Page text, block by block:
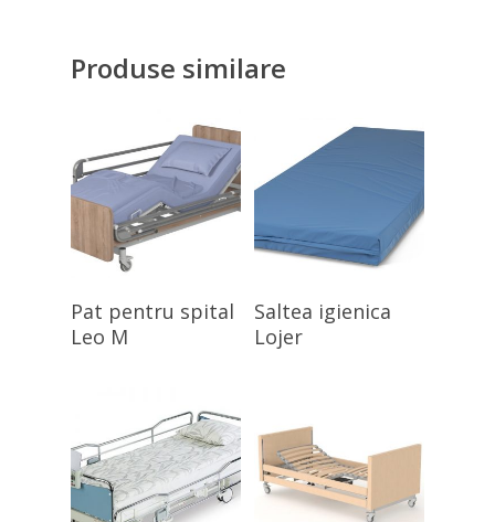
Produse similare
Citește Mai Mult
Pat pentru spital
Leo M
Citește Mai Mult
Saltea igienica
Lojer